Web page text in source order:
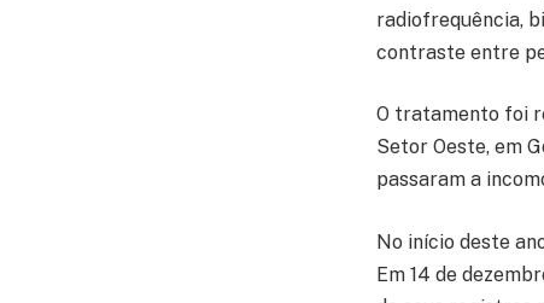
radiofrequência,
contraste entre
O tratamento foi
Setor Oeste, em
passaram a
No início deste
Em 14 de